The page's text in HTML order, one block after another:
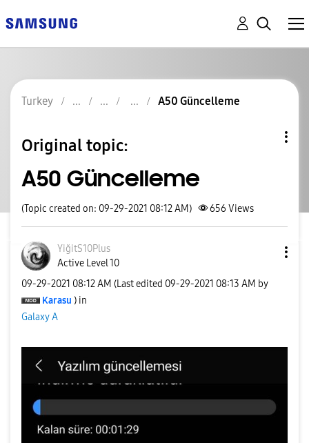
Turkey A50 Güncelleme
Original topic:
A50 Güncelleme
(Topic created on: 09-29-2021 08:12 AM) 656 Views
YiğitS10Plus
Active Level 10
‎09-29-2021 08:12 AM (Last edited ‎09-29-2021 08:13 AM by
Karasu ) in
Galaxy A